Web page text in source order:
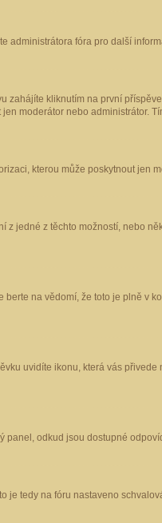
administrátora fóra pro další
kliknutím na první
moderátor nebo administrátor.
kterou může poskytnout jen
jedné z těchto možností, nebo
na vědomí, že toto je plně v
uvidíte ikonu, která vás
panel, odkud jsou dostupné
tedy na fóru nastaveno